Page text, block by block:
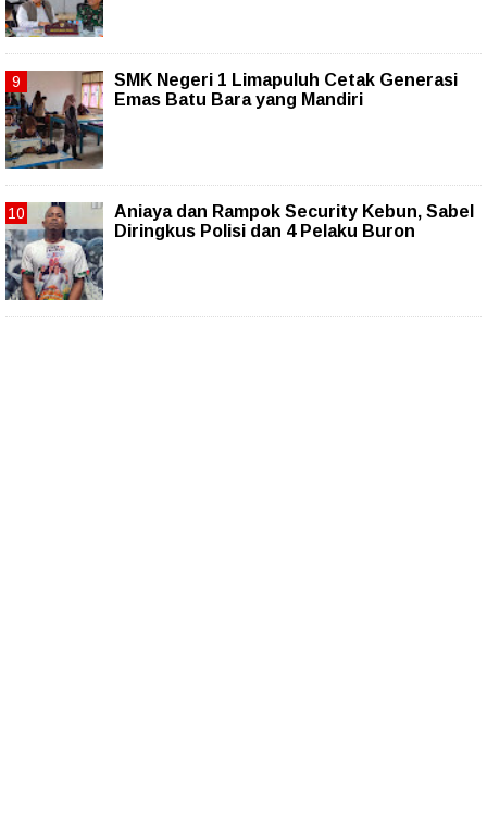
SMK Negeri 1 Limapuluh Cetak Generasi
Emas Batu Bara yang Mandiri
Aniaya dan Rampok Security Kebun, Sabel
Diringkus Polisi dan 4 Pelaku Buron